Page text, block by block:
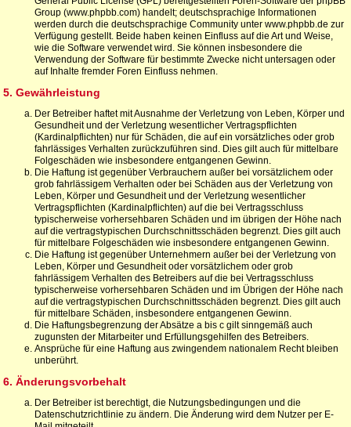
Group (www.phpbb.com) handelt; deutschsprachige Informationen
werden durch die deutschsprachige Community unter www.phpbb.de zur
Verfügung gestellt. Beide haben keinen Einfluss auf die Art und Weise,
wie die Software verwendet wird. Sie können insbesondere die
Verwendung der Software für bestimmte Zwecke nicht untersagen oder
auf Inhalte fremder Foren Einfluss nehmen.
5. Gewährleistung
Der Betreiber haftet mit Ausnahme der Verletzung von Leben, Körper und
Gesundheit und der Verletzung wesentlicher Vertragspflichten
(Kardinalpflichten) nur für Schäden, die auf ein vorsätzliches oder grob
fahrlässiges Verhalten zurückzuführen sind. Dies gilt auch für mittelbare
Folgeschäden wie insbesondere entgangenen Gewinn.
Die Haftung ist gegenüber Verbrauchern außer bei vorsätzlichem oder
grob fahrlässigem Verhalten oder bei Schäden aus der Verletzung von
Leben, Körper und Gesundheit und der Verletzung wesentlicher
Vertragspflichten (Kardinalpflichten) auf die bei Vertragsschluss
typischerweise vorhersehbaren Schäden und im übrigen der Höhe nach
auf die vertragstypischen Durchschnittsschäden begrenzt. Dies gilt auch
für mittelbare Folgeschäden wie insbesondere entgangenen Gewinn.
Die Haftung ist gegenüber Unternehmern außer bei der Verletzung von
Leben, Körper und Gesundheit oder vorsätzlichem oder grob
fahrlässigem Verhalten des Betreibers auf die bei Vertragsschluss
typischerweise vorhersehbaren Schäden und im Übrigen der Höhe nach
auf die vertragstypischen Durchschnittsschäden begrenzt. Dies gilt auch
für mittelbare Schäden, insbesondere entgangenen Gewinn.
Die Haftungsbegrenzung der Absätze a bis c gilt sinngemäß auch
zugunsten der Mitarbeiter und Erfüllungsgehilfen des Betreibers.
Ansprüche für eine Haftung aus zwingendem nationalem Recht bleiben
unberührt.
6. Änderungsvorbehalt
Der Betreiber ist berechtigt, die Nutzungsbedingungen und die
Datenschutzrichtlinie zu ändern. Die Änderung wird dem Nutzer per E-